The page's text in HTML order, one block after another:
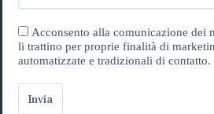
Acconsento alla comunicazione dei
li trattino per proprie finalità di
automatizzate e tradizionali di contatto.
Invia